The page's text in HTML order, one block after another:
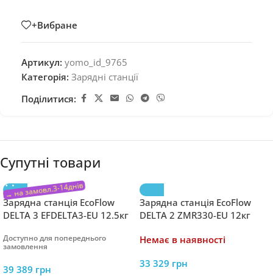
+Вибране
Артикул: yomo_id_9765
Категорія: Зарядні станції
Поділитися:
Супутні товари
Зарядна станція EcoFlow
DELTA 3 EFDELTA3-EU 12.5кг
до 2200 Вт LFP LiFePO4 4000
Доступно для попереднього
замовлення
39 389 грн
Зарядна станція EcoFlow
DELTA 2 ZMR330-EU 12кг
циклів вихідна потужність
Немає в наявності
33 329 грн